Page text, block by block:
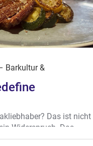
Barkultur &
Das ist nicht
Widerspruch. Das
Grillrestaurants